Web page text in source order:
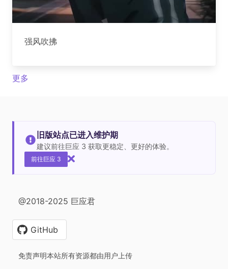
强风吹拂
更多
旧版站点已进入维护期
建议前往巨应 3 获取更稳定、更好的体验。
前往巨应 3
@2018-2025 巨应君
GitHub
免责声明本站所有资源都由用户上传